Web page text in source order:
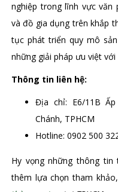
nghiệp trong lĩnh vực văn
và đồ gia dụng trên khắp
tục phát triển quy mô
những giải pháp ưu việt
Thông tin liên hệ:
Địa chỉ: E6/11B
Chánh, TPHCM
Hotline: 0902 500
Hy vọng những thông
thêm lựa chọn tham